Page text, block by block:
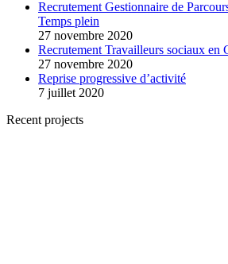
Recrutement Gestionnaire de
Temps plein
27 novembre 2020
Recrutement Travailleurs sociaux en
27 novembre 2020
Reprise progressive d’activité
7 juillet 2020
Recent projects